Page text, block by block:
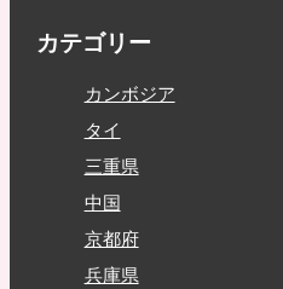
カテゴリー
カンボジア
タイ
三重県
中国
京都府
兵庫県